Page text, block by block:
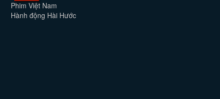
Phim Việt Nam
Hành động Hài Hước